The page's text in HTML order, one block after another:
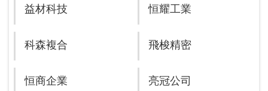
益材科技 恒耀工業
科森複合 飛梭精密
恒商企業 亮冠公司